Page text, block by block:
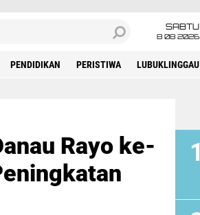
SABTU
8 08 2026
PENDIDIKAN PERISTIWA LUBUKLINGGAU
Rayo ke-